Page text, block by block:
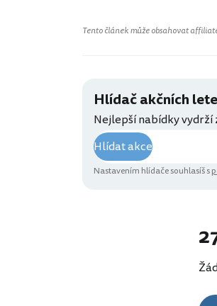
Tento článek může obsahovat
Hlídač akčních
Nejlepší nabídky vydrží
Hlídat akce
Nastavením hlídače souhlasíš s